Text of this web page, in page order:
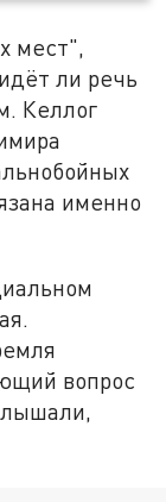
мест",
ли речь
Келлог
именно
вопрос